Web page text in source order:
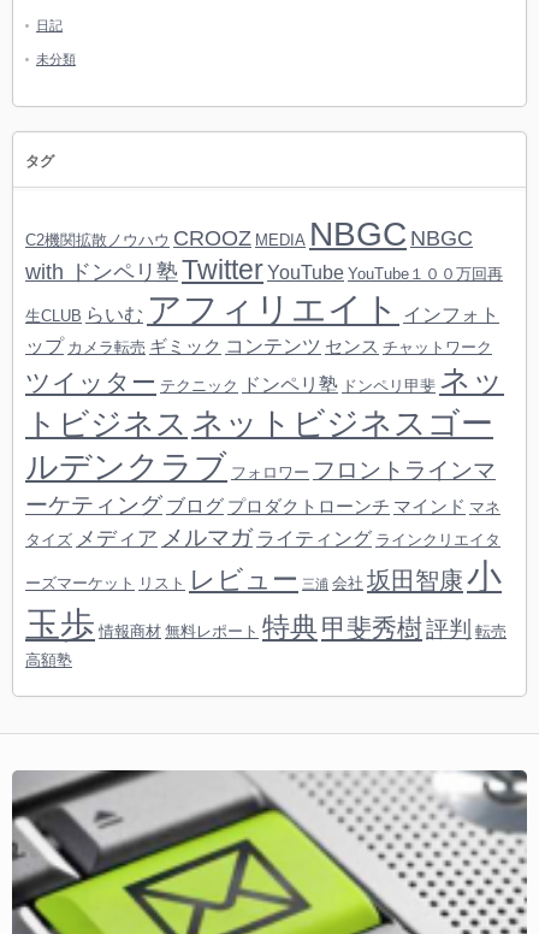
日記
未分類
タグ
C2機関拡散ノウハウ CROOZ MEDIA NBGC NBGC
with ドンペリ塾 TwitterYouTube YouTube１００万回再
生CLUB らいむ アフィリエイト
インフォト
ップ カメラ転売 ギミック コンテンツ センス チャットワーク
ツイッター テクニック ドンペリ塾 ドンペリ甲斐 ネッ
トビジネス ネットビジネスゴー
ルデンクラブ フォロワー フロントラインマ
ーケティング ブログ プロダクトローンチ マインド マネ
タイズ メディア メルマガ ライティング ラインクリエイタ
ーズマーケット リスト レビュー 三浦 会社 坂田智康小
玉歩 情報商材 無料レポート 特典 甲斐秀樹評判 転売
高額塾